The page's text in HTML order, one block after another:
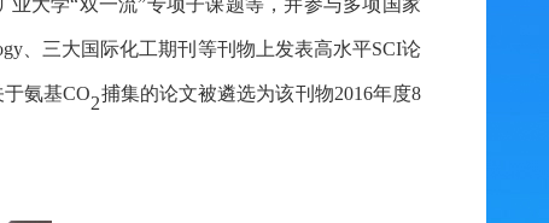
大学“双一流”专项子课题等，并参与多项国家
、三大国际化工期刊等刊物上发表高水平SCI论
氨基CO2捕集的论文被遴选为该刊物2016年度8